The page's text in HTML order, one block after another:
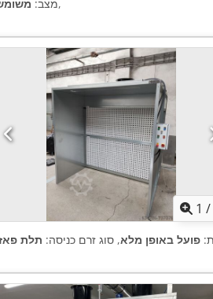
מצב:,
1 /
פועל באופן מלא, סוג זרם כניסה: תלת